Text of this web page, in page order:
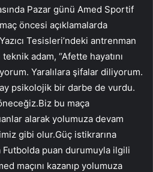
Pazar günü Amed Sportif
öncesi açıklamalarda
Tesisleri’ndeki antrenman
adam, “Afette hayatını
Yaralılara şifalar diliyorum.
psikolojik bir darbe de vurdu.
bu maça
alarak yolumuza devam
gibi olur.Güç istikrarına
Futbolda puan durumuyla ilgili
maçını kazanıp yolumuza